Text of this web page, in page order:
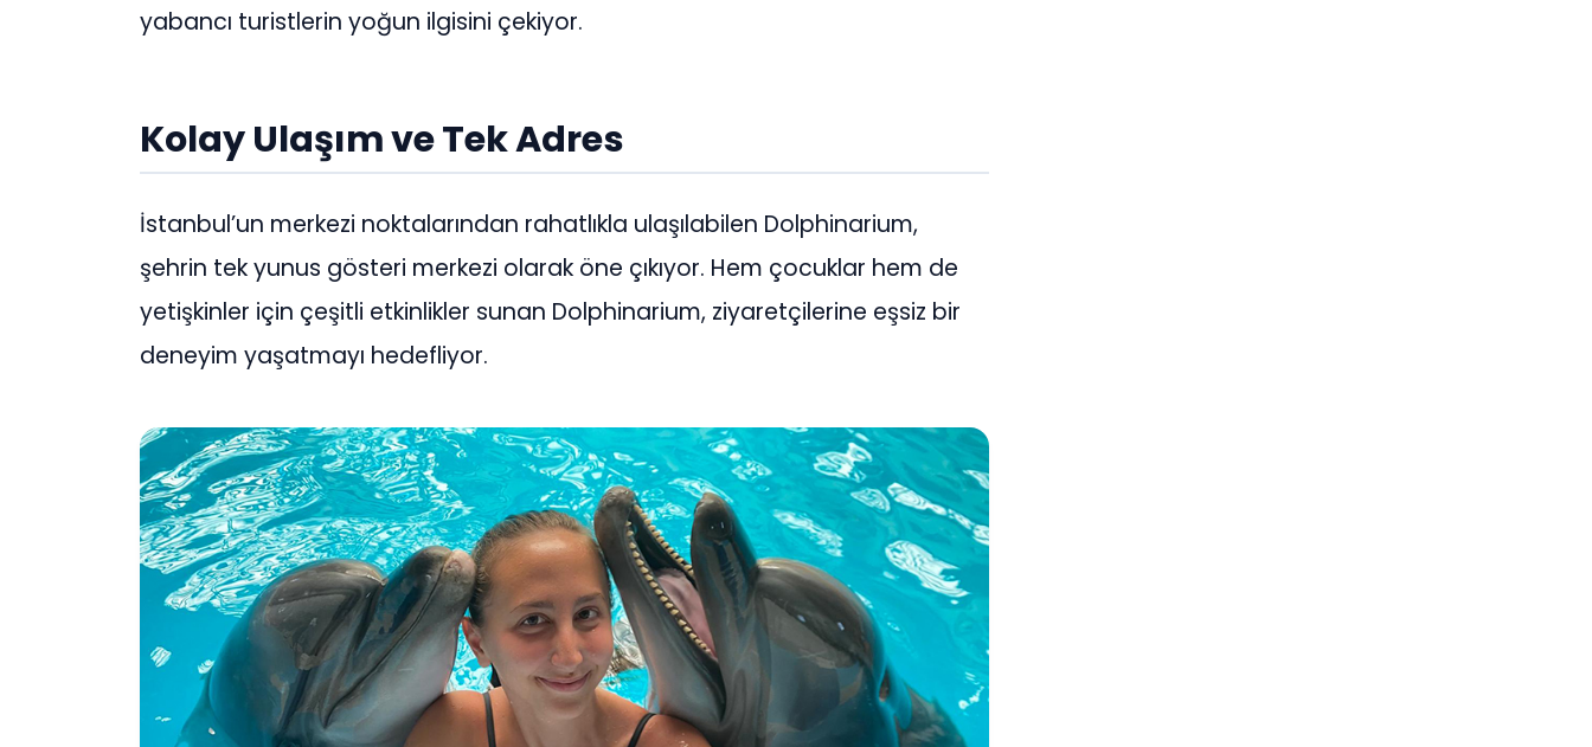
yabancı turistlerin yoğun ilgisini çekiyor.
Kolay Ulaşım ve Tek Adres
İstanbul’un merkezi noktalarından rahatlıkla ulaşılabilen Dolphinarium,
şehrin tek yunus gösteri merkezi olarak öne çıkıyor. Hem çocuklar hem de
yetişkinler için çeşitli etkinlikler sunan Dolphinarium, ziyaretçilerine eşsiz bir
deneyim yaşatmayı hedefliyor.